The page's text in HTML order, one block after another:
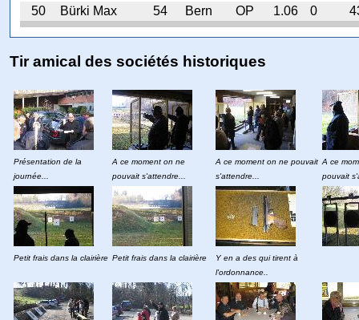
50 Bürki Max 54 Bern OP 1.06 0
Tir amical des sociétés historiques
Présentation de la
journée...
A ce moment on ne
pouvait s'attendre...
A ce moment on ne pouvait
s'attendre...
A ce
pouvait
Petit frais dans la clairière Petit frais dans la clairière
Y en a des qui tirent à
l'ordonnance..